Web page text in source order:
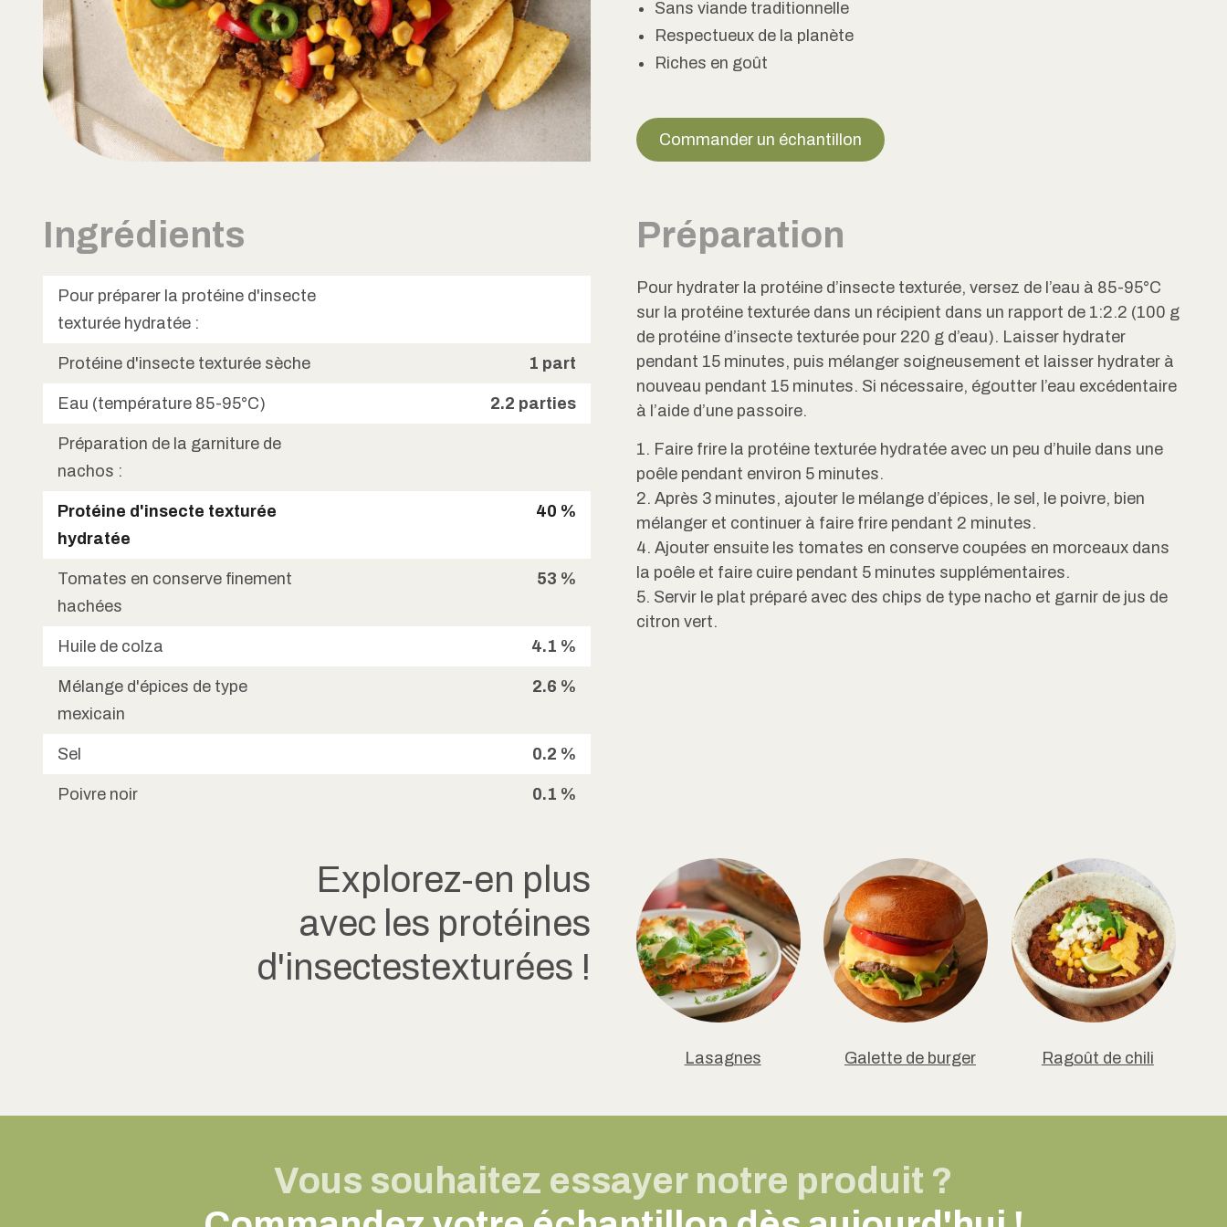
Sans viande traditionnelle
Respectueux de la planète
Riches en goût
Commander un échantillon
Ingrédients
Pour préparer la protéine d'insecte
texturée hydratée :
Protéine d'insecte texturée sèche 1 part
Eau (température 85-95°C) 2.2 parties
Préparation de la garniture de
nachos :
Protéine d'insecte texturée
hydratée
40 %
Tomates en conserve finement
hachées
53 %
Huile de colza 4.1 %
Mélange d'épices de type
mexicain
2.6 %
Sel 0.2 %
Poivre noir 0.1 %
Préparation
Pour hydrater la protéine d’insecte texturée, versez de l’eau à 85-95°C
sur la protéine texturée dans un récipient dans un rapport de 1:2.2 (100 g
de protéine d’insecte texturée pour 220 g d’eau). Laisser hydrater
pendant 15 minutes, puis mélanger soigneusement et laisser hydrater à
nouveau pendant 15 minutes. Si nécessaire, égoutter l’eau excédentaire
à l’aide d’une passoire.
1. Faire frire la protéine texturée hydratée avec un peu d’huile dans une
poêle pendant environ 5 minutes.
2. Après 3 minutes, ajouter le mélange d’épices, le sel, le poivre, bien
mélanger et continuer à faire frire pendant 2 minutes.
4. Ajouter ensuite les tomates en conserve coupées en morceaux dans
la poêle et faire cuire pendant 5 minutes supplémentaires.
5. Servir le plat préparé avec des chips de type nacho et garnir de jus de
citron vert.
Explorez-en plus
avec les protéines
d'insectestexturées !
Lasagnes Galette de burger Ragoût de chili
Vous souhaitez essayer notre produit ?